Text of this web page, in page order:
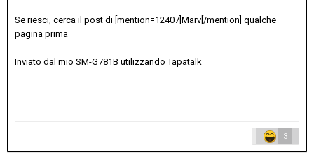
Se riesci, cerca il post di [mention=12407]Marv[/mention] qualche
pagina prima
Inviato dal mio SM-G781B utilizzando Tapatalk
3